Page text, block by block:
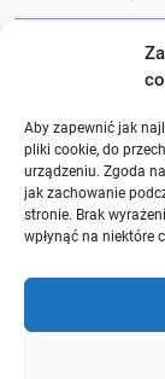
Aby zapewnić jak
pliki cookie, do
urządzeniu. Zgoda
jak zachowanie
stronie. Brak
wpłynąć na niektóre
O nas